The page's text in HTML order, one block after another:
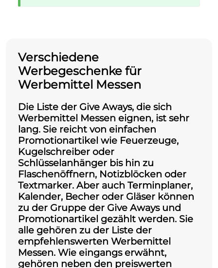
Verschiedene
Werbegeschenke für
Werbemittel Messen
Die Liste der Give Aways, die sich
Werbemittel Messen eignen, ist sehr
lang. Sie reicht von einfachen
Promotionartikel wie Feuerzeuge,
Kugelschreiber oder
Schlüsselanhänger bis hin zu
Flaschenöffnern, Notizblöcken oder
Textmarker. Aber auch Terminplaner,
Kalender, Becher oder Gläser können
zu der Gruppe der Give Aways und
Promotionartikel gezählt werden. Sie
alle gehören zu der Liste der
empfehlenswerten Werbemittel
Messen. Wie eingangs erwähnt,
gehören neben den preiswerten